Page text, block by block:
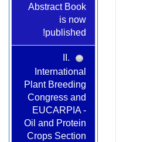
Abstract Book
is now
published!
II.
International
Plant Breeding
Congress and
EUCARPIA -
Oil and Protein
Crops Section